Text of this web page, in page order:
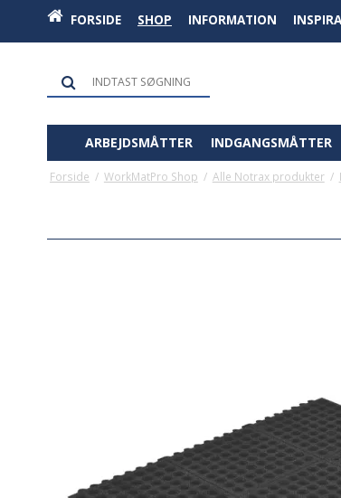
FORSIDE SHOP INFORMATION
ARBEJDSMÅTTER INDGANGSMÅTTER
Forside / WorkMatPro Shop / Alle Notrax produkter /